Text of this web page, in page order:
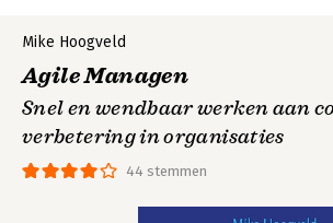
44 stemmen
Mike Hoogveld
Agile Managen
Snel en wendbaar werken aan
verbetering in organisaties